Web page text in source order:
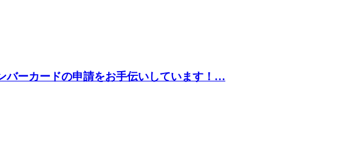
バーカードの申請をお手伝いしています！…